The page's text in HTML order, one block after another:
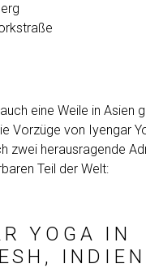
eine Weile in Asien
Vorzüge von Iyengar
zwei herausragende
Teil der Welt:
YOGA IN
INDIEN